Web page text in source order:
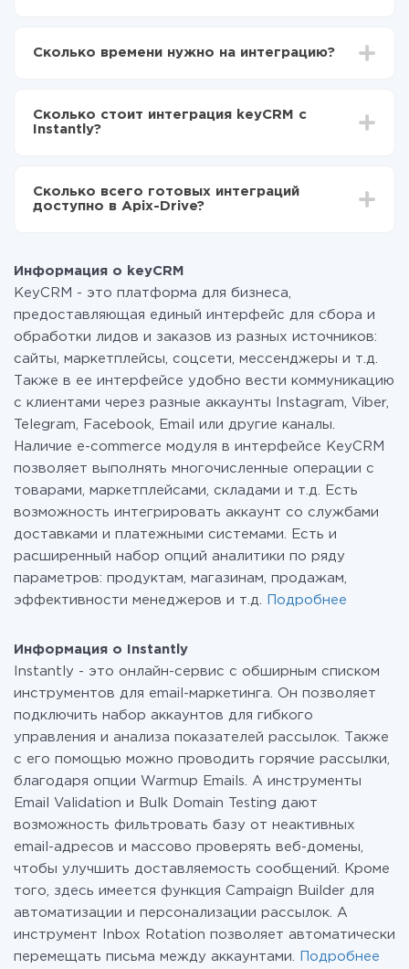
Выбираете какие данные передавать из keyCRM
Теперь данные будут автоматически
передаваться из keyCRM в Instantly
Сколько времени нужно на интеграцию?
отличаться и составлять от 5-ти до 30-минут. В
среднем настройка занимает 10-15 минут.
Сколько стоит интеграция keyCRM с
Instantly?
функционал. Вы оплачиваете только количество
данных, которые по факту передаются из одной
перейти на платный, при необходимости. Подробнее
отарифах .
Сколько всего готовых интеграций
доступно в Apix-Drive?
Информация о keyCRM
KeyCRM - это платформа для бизнеса,
предоставляющая единый интерфейс для сбора и
обработки лидов и заказов из разных источников:
сайты, маркетплейсы, соцсети, мессенджеры и т.д.
Также в ее интерфейсе удобно вести коммуникацию
с клиентами через разные аккаунты Instagram, Viber,
Telegram, Facebook, Email или другие каналы.
Наличие e-commerce модуля в интерфейсе KeyCRM
позволяет выполнять многочисленные операции с
товарами, маркетплейсами, складами и т.д. Есть
возможность интегрировать аккаунт со службами
доставками и платежными системами. Есть и
расширенный набор опций аналитики по ряду
параметров: продуктам, магазинам, продажам,
эффективности менеджеров и т.д.
Подробнее
Информация о Instantly
Instantly - это онлайн-сервис с обширным списком
инструментов для email-маркетинга. Он позволяет
подключить набор аккаунтов для гибкого
управления и анализа показателей рассылок. Также
с его помощью можно проводить горячие рассылки,
благодаря опции Warmup Emails. А инструменты
Email Validation и Bulk Domain Testing дают
возможность фильтровать базу от неактивных
email-адресов и массово проверять веб-домены,
чтобы улучшить доставляемость сообщений. Кроме
того, здесь имеется функция Campaign Builder для
автоматизации и персонализации рассылок. А
инструмент Inbox Rotation позволяет автоматически
перемещать письма между аккаунтами.
Подробнее